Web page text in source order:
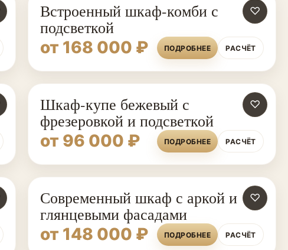
♡
Встроенный шкаф-комби с
подсветкой
от 168 000 ₽
ПОДРОБНЕЕ РАСЧЁТ
♡
Шкаф-купе бежевый с
фрезеровкой и подсветкой
от 96 000 ₽
ПОДРОБНЕЕ РАСЧЁТ
♡
Современный шкаф с аркой и
глянцевыми фасадами
от 148 000 ₽
ПОДРОБНЕЕ РАСЧЁТ